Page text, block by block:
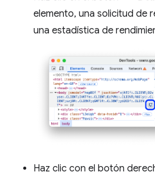
elemento, una solicitud de
una estadística de
Haz clic con el botón